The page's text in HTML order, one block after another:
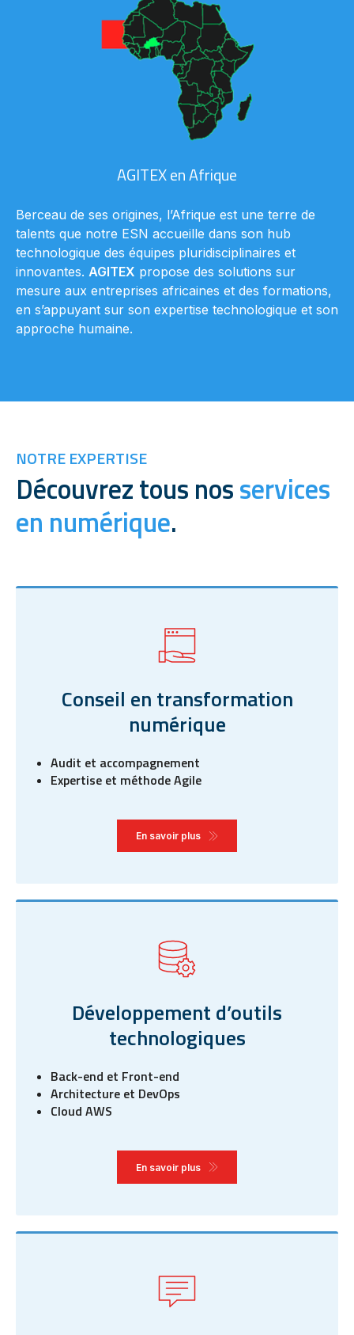
AGITEX en Afrique
Berceau de ses origines, l’Afrique est une terre de
talents que notre ESN accueille dans son hub
technologique des équipes pluridisciplinaires et
innovantes. AGITEX propose des solutions sur
mesure aux entreprises africaines et des formations,
en s’appuyant sur son expertise technologique et son
approche humaine.
NOTRE EXPERTISE
Découvrez tous nosservices
en numérique.
Conseil en transformation
numérique
Audit et accompagnement
Expertise et méthode Agile
En savoir plus
Développement d’outils
technologiques
Back-end et Front-end
Architecture et DevOps
Cloud AWS
En savoir plus